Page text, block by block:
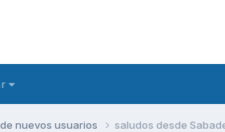
nuevos usuarios saludos desde